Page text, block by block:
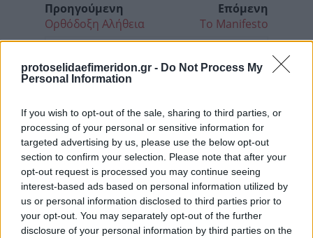
protoselidaefimeridon.gr - Do Not Process My
Personal Information
If you wish to opt-out of the sale, sharing to third parties, or
processing of your personal or sensitive information for
targeted advertising by us, please use the below opt-out
section to confirm your selection. Please note that after your
opt-out request is processed you may continue seeing
interest-based ads based on personal information utilized by
us or personal information disclosed to third parties prior to
your opt-out. You may separately opt-out of the further
disclosure of your personal information by third parties on the
Προηγούμενη
Ορθόδοξη Αλήθεια
Επόμενη
Το Manifesto